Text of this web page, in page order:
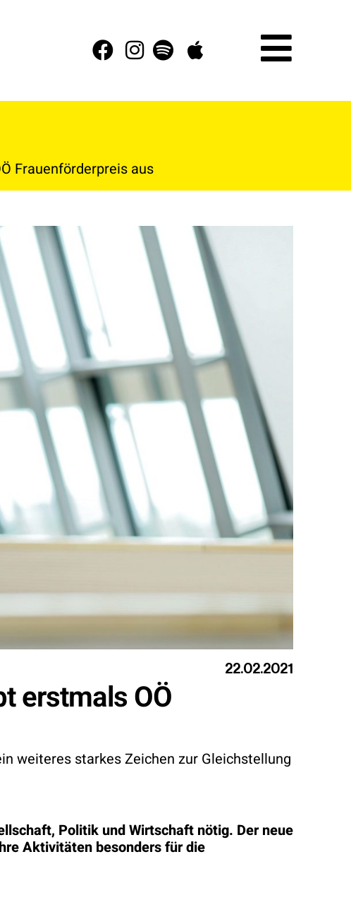
Frauenförderpreis aus
22.02.2021
erstmals OÖ
weiteres starkes Zeichen zur Gleichstellung
Politik und Wirtschaft nötig. Der neue
Aktivitäten besonders für die